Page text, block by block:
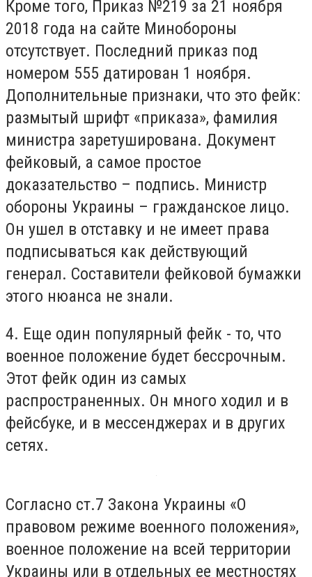
Кроме того, Приказ №219 за 21 ноября
2018 года на сайте Минобороны
отсутствует. Последний приказ под
номером 555 датирован 1 ноября.
Дополнительные признаки, что это фейк:
размытый шрифт «приказа», фамилия
министра заретуширована. Документ
фейковый, а самое простое
доказательство – подпись. Министр
обороны Украины – гражданское лицо.
Он ушел в отставку и не имеет права
подписываться как действующий
генерал. Составители фейковой бумажки
этого нюанса не знали.
4. Еще один популярный фейк - то, что
военное положение будет бессрочным.
Этот фейк один из самых
распространенных. Он много ходил и в
фейсбуке, и в мессенджерах и в других
сетях.
Согласно ст.7 Закона Украины «О
правовом режиме военного положения»,
военное положение на всей территории
Украины или в отдельных ее местностях